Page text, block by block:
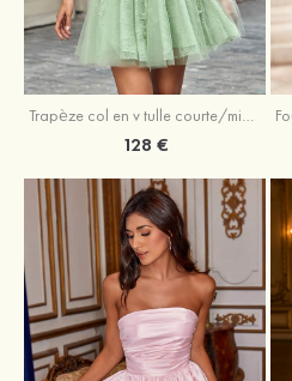
Trapèze col en v tulle courte/mini robe de fête de la rentrée avec perles
128 €